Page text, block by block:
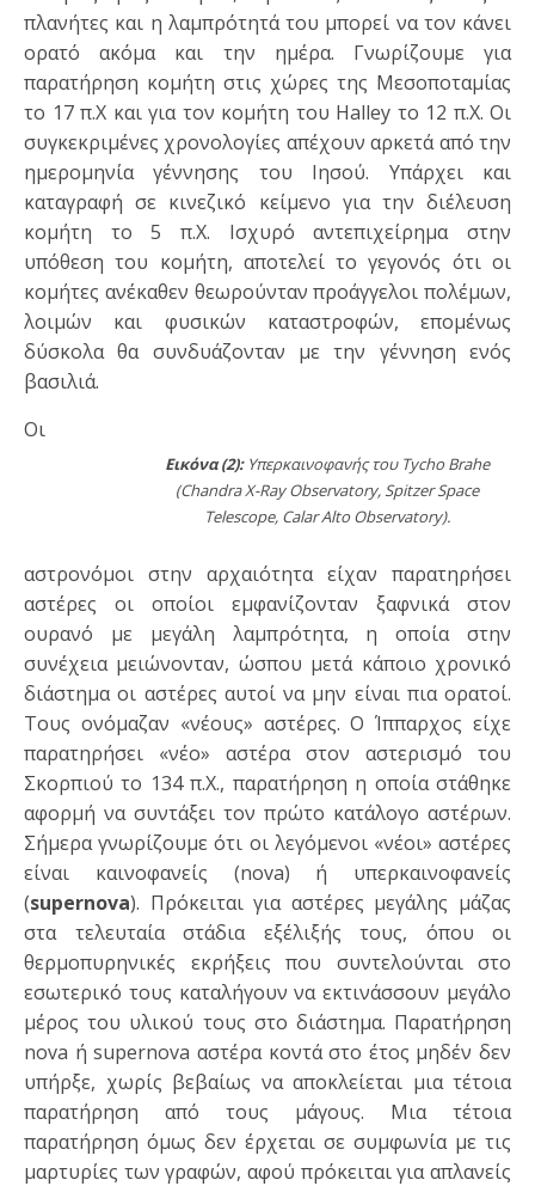
πλανήτες και η λαμπρότητά του μπορεί να τον κάνει
ορατό ακόμα και την ημέρα. Γνωρίζουμε για
παρατήρηση κομήτη στις χώρες της Μεσοποταμίας
το 17 π.Χ και για τον κομήτη του Halley το 12 π.Χ. Οι
συγκεκριμένες χρονολογίες απέχουν αρκετά από την
ημερομηνία γέννησης του Ιησού. Υπάρχει και
καταγραφή σε κινεζικό κείμενο για την διέλευση
κομήτη το 5 π.Χ. Ισχυρό αντεπιχείρημα στην
υπόθεση του κομήτη, αποτελεί το γεγονός ότι οι
κομήτες ανέκαθεν θεωρούνταν προάγγελοι πολέμων,
λοιμών και φυσικών καταστροφών, επομένως
δύσκολα θα συνδυάζονταν με την γέννηση ενός
βασιλιά.
Εικόνα (2):Υπερκαινοφανής του Tycho Brahe
(Chandra X-Ray Observatory, Spitzer Space
Telescope, Calar Alto Observatory).
Οι
αστρονόμοι στην αρχαιότητα είχαν παρατηρήσει
αστέρες οι οποίοι εμφανίζονταν ξαφνικά στον
ουρανό με μεγάλη λαμπρότητα, η οποία στην
συνέχεια μειώνονταν, ώσπου μετά κάποιο χρονικό
διάστημα οι αστέρες αυτοί να μην είναι πια ορατοί.
Τους ονόμαζαν «νέους» αστέρες. Ο Ίππαρχος είχε
παρατηρήσει «νέο» αστέρα στον αστερισμό του
Σκορπιού το 134 π.Χ., παρατήρηση η οποία στάθηκε
αφορμή να συντάξει τον πρώτο κατάλογο αστέρων.
Σήμερα γνωρίζουμε ότι οι λεγόμενοι «νέοι» αστέρες
είναι καινοφανείς (nova) ή υπερκαινοφανείς
(supernova). Πρόκειται για αστέρες μεγάλης μάζας
στα τελευταία στάδια εξέλιξής τους, όπου οι
θερμοπυρηνικές εκρήξεις που συντελούνται στο
εσωτερικό τους καταλήγουν να εκτινάσσουν μεγάλο
μέρος του υλικού τους στο διάστημα. Παρατήρηση
nova ή supernova αστέρα κοντά στο έτος μηδέν δεν
υπήρξε, χωρίς βεβαίως να αποκλείεται μια τέτοια
παρατήρηση από τους μάγους. Μια τέτοια
παρατήρηση όμως δεν έρχεται σε συμφωνία με τις
μαρτυρίες των γραφών, αφού πρόκειται για απλανείς